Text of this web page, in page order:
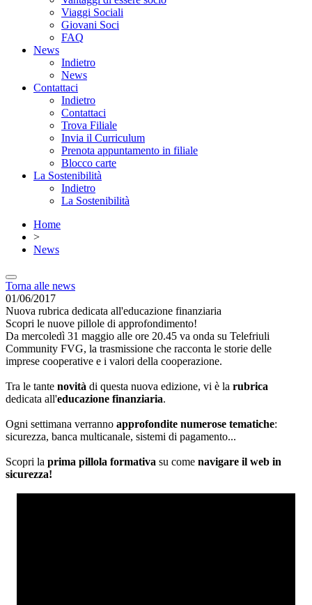
Viaggi Sociali
Giovani Soci
FAQ
News
Indietro
News
Contattaci
Indietro
Contattaci
Trova Filiale
Invia il Curriculum
Prenota appuntamento in filiale
Blocco carte
La Sostenibilità
Indietro
La Sostenibilità
Home
>
News
Torna alle news
01/06/2017
Nuova rubrica dedicata all'educazione finanziaria
Scopri le nuove pillole di approfondimento!
Da mercoledì 31 maggio alle ore 20.45 va onda su Telefriuli
Community FVG, la trasmissione che racconta le storie delle
imprese cooperative e i valori della cooperazione.
Tra le tante novità di questa nuova edizione, vi è la rubrica
dedicata all'educazione finanziaria.
Ogni settimana verranno approfondite numerose tematiche:
sicurezza, banca multicanale, sistemi di pagamento...
Scopri la prima pillola formativa su come navigare il web in
sicurezza!